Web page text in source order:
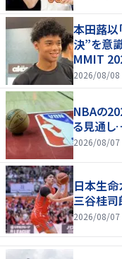
本田蕗以
決”を意
MMIT
2026/08/08
NBAの
る見通
2026/08/07
日本生
三谷桂司
2026/08/07